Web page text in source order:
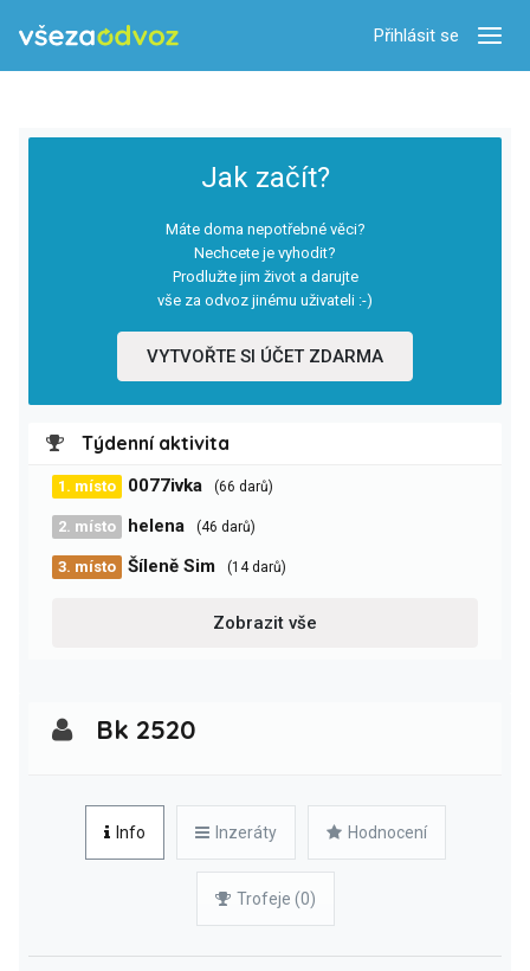
Přihlásit se
Jak začít?
Máte doma nepotřebné věci?
Nechcete je vyhodit?
Prodlužte jim život a darujte
vše za odvoz jinému uživateli :-)
VYTVOŘTE SI ÚČET ZDARMA
Týdenní aktivita
1. místo 0077ivka (66 darů)
2. místo helena (46 darů)
3. místo Šíleně Sim (14 darů)
Zobrazit vše
Bk 2520
Info Inzeráty Hodnocení
Trofeje (0)